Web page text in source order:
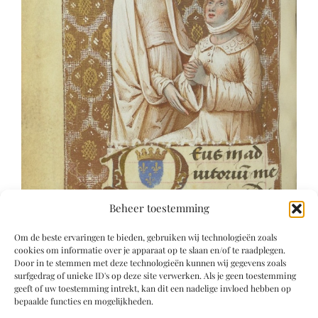
Beheer toestemming
Om de beste ervaringen te bieden, gebruiken wij technologieën zoals
cookies om informatie over je apparaat op te slaan en/of te raadplegen.
Door in te stemmen met deze technologieën kunnen wij gegevens zoals
surfgedrag of unieke ID's op deze site verwerken. Als je geen toestemming
geeft of uw toestemming intrekt, kan dit een nadelige invloed hebben op
bepaalde functies en mogelijkheden.